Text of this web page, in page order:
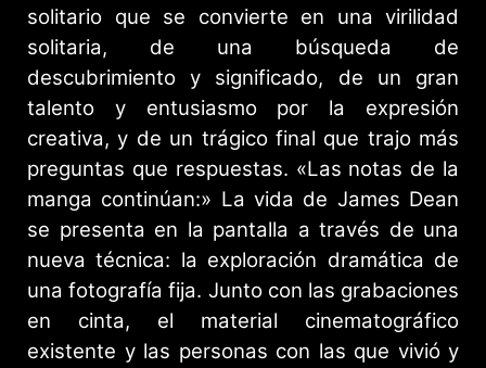
solitario que se convierte en una virilidad
solitaria, de una búsqueda de
descubrimiento y significado, de un gran
talento y entusiasmo por la expresión
creativa, y de un trágico final que trajo más
preguntas que respuestas. «Las notas de la
manga continúan:» La vida de James Dean
se presenta en la pantalla a través de una
nueva técnica: la exploración dramática de
una fotografía fija. Junto con las grabaciones
en cinta, el material cinematográfico
existente y las personas con las que vivió y